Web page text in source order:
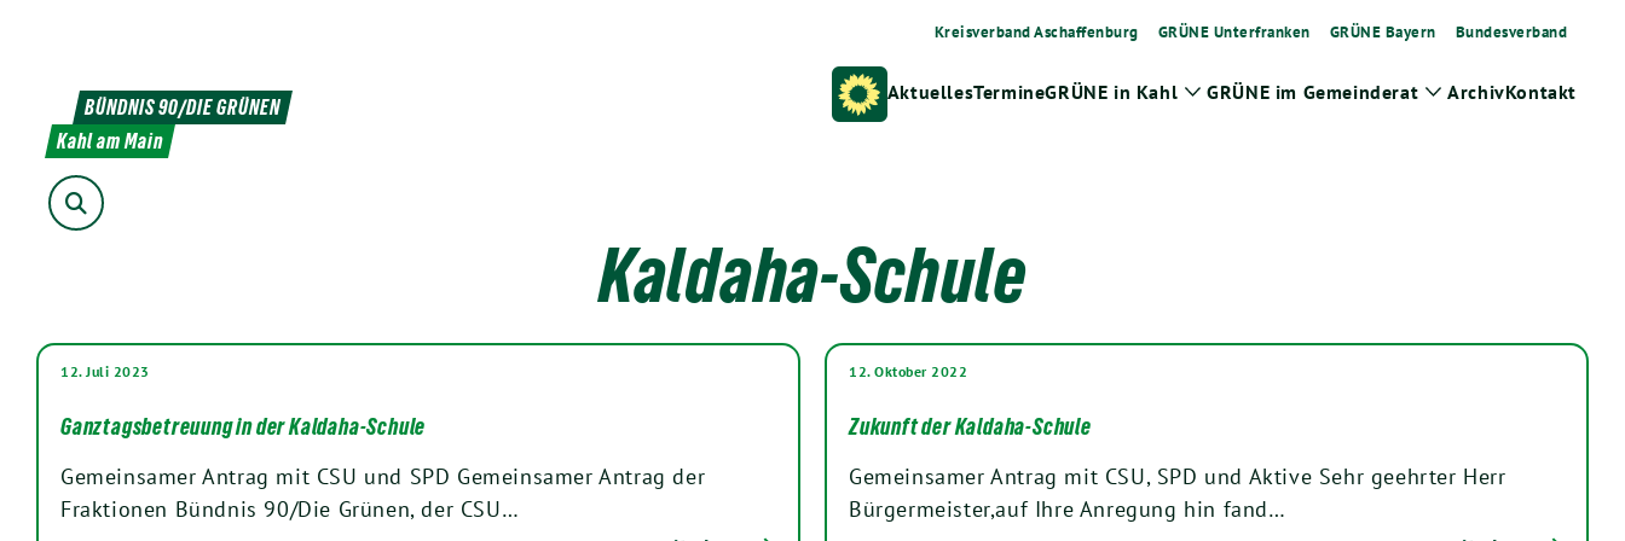
Kreisverband Aschaffenburg GRÜNE Unterfranken GRÜNE Bayern Bundesverband
BÜNDNIS 90/DIE GRÜNEN
Kahl am Main
Suche
AktuellesTermineGRÜNE in Kahl Zeige
GRÜNE im Gemeinderat Zeige
ArchivKontakt
Kaldaha-Schule
12. Juli 2023
Ganztagsbetreuung in der Kaldaha-Schule
Gemeinsamer Antrag mit CSU und SPD Gemeinsamer Antrag der
Fraktionen Bündnis 90/Die Grünen, der CSU…
12. Oktober 2022
Zukunft der Kaldaha-Schule
Gemeinsamer Antrag mit CSU, SPD und Aktive Sehr geehrter Herr
Bürgermeister,auf Ihre Anregung hin fand…